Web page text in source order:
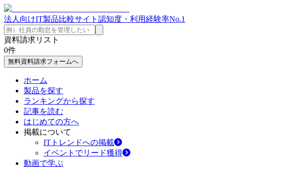
法人向けIT製品比較サイト 認知度・利用経験率No.1
資料請求リスト
0件
無料資料請求フォームへ
ホーム
製品を探す
ランキングから探す
記事を読む
はじめての方へ
掲載について
ITトレンドへの掲載
イベントでリード獲得
動画で学ぶ